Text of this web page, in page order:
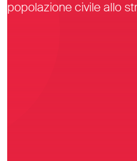
popolazione civile allo